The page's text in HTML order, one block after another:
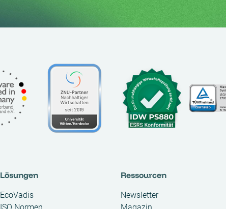
Lösungen
EcoVadis
Ressourcen
Newsletter